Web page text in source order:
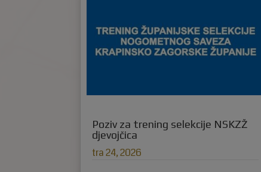
Poziv za trening selekcije NSKZŽ
djevojčica
tra 24, 2026